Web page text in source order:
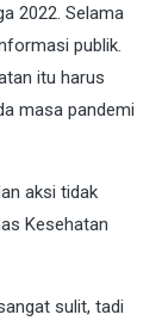
2022. Selama
publik.
itu harus
masa pandemi
aksi tidak
Kesehatan
sulit, tadi